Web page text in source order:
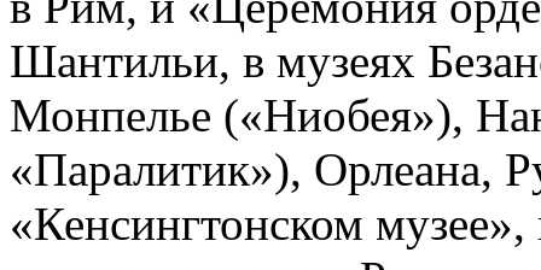
Шантильи, в музеях
Монпелье («Ниобея»),
«Паралитик»), Орлеана,
«Кенсингтонском